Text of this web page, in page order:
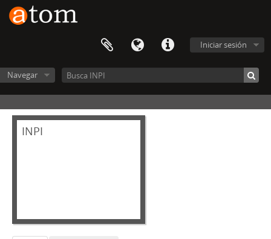
Iniciar sesión
Navegar
INPI